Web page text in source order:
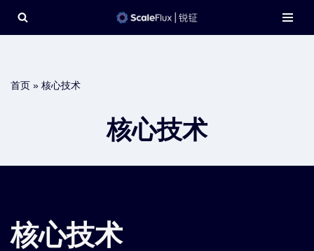
Skip
首页 » 核心技术
核心技术
核心技术